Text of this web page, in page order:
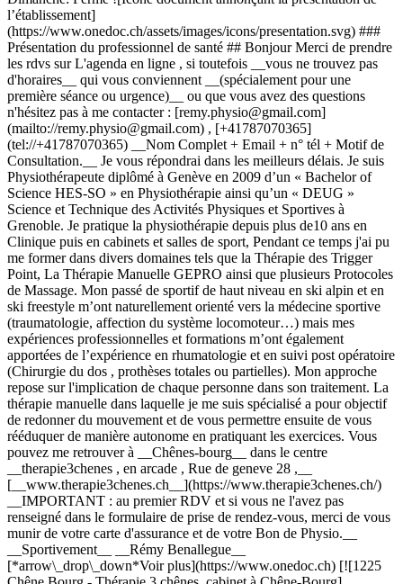
l’établissement]
(https://www.onedoc.ch/assets/images/icons/presentation.svg) ###
Présentation du professionnel de santé ## Bonjour Merci de prendre
les rdvs sur L'agenda en ligne , si toutefois __vous ne trouvez pas
d'horaires__ qui vous conviennent __(spécialement pour une
première séance ou urgence)__ ou que vous avez des questions
n'hésitez pas à me contacter : [remy.physio@gmail.com]
(mailto://remy.physio@gmail.com) , [+41787070365]
(tel://+41787070365) __Nom Complet + Email + n° tél + Motif de
Consultation.__ Je vous répondrai dans les meilleurs délais. Je suis
Physiothérapeute diplômé à Genève en 2009 d’un « Bachelor of
Science HES-SO » en Physiothérapie ainsi qu’un « DEUG »
Science et Technique des Activités Physiques et Sportives à
Grenoble. Je pratique la physiothérapie depuis plus de10 ans en
Clinique puis en cabinets et salles de sport, Pendant ce temps j'ai pu
me former dans divers domaines tels que la Thérapie des Trigger
Point, La Thérapie Manuelle GEPRO ainsi que plusieurs Protocoles
de Massage. Mon passé de sportif de haut niveau en ski alpin et en
ski freestyle m’ont naturellement orienté vers la médecine sportive
(traumatologie, affection du système locomoteur…) mais mes
expériences professionnelles et formations m’ont également
apportées de l’expérience en rhumatologie et en suivi post opératoire
(Chirurgie du dos , prothèses totales ou partielles). Mon approche
repose sur l'implication de chaque personne dans son traitement. La
thérapie manuelle dans laquelle je me suis spécialisé a pour objectif
de redonner du mouvement et de vous permettre ensuite de vous
rééduquer de manière autonome en pratiquant les exercices. Vous
pouvez me retrouver à __Chênes-bourg__ dans le centre
__therapie3chenes , en arcade , Rue de geneve 28 ,__
[__www.therapie3chenes.ch__](https://www.therapie3chenes.ch/)
__ IMPORTANT : au premier RDV et si vous ne l'avez pas
renseigné dans le formulaire de prise de rendez-vous, merci de vous
munir de votre carte d'assurance et de votre Bon de Physio.__
__Sportivement__ __Rémy Benallegue__
[*arrow\_drop\_down*Voir plus](https://www.onedoc.ch) [![1225